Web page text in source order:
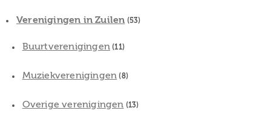
Verenigingen in Zuilen (53)
Buurtverenigingen (11)
Muziekverenigingen (8)
Overige verenigingen (13)